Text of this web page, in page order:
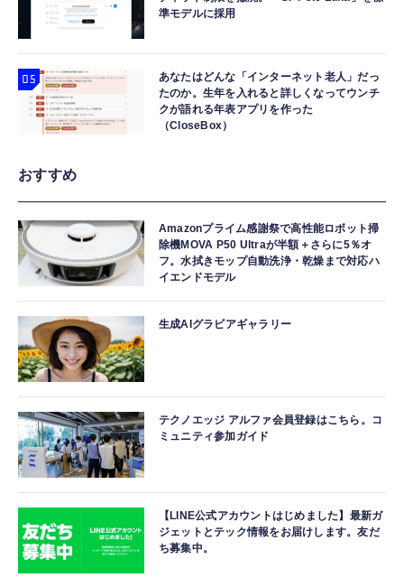
準モデルに採用
あなたはどんな「インターネット老人」だっ
たのか。生年を入れると詳しくなってウンチ
クが語れる年表アプリを作った
（CloseBox）
おすすめ
Amazonプライム感謝祭で高性能ロボット掃
除機MOVA P50 Ultraが半額＋さらに5％オ
フ。水拭きモップ自動洗浄・乾燥まで対応ハ
イエンドモデル
生成AIグラビアギャラリー
テクノエッジ アルファ会員登録はこちら。コ
ミュニティ参加ガイド
【LINE公式アカウントはじめました】最新ガ
ジェットとテック情報をお届けします。友だ
ち募集中。